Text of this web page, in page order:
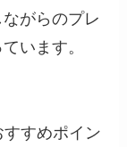
がらのプレ
います。
すめポイン